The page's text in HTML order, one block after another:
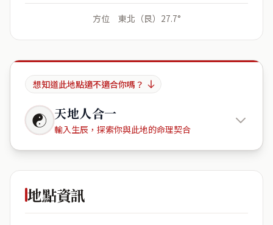
方位 東北（艮）27.7°
想知道此地點適不適合你嗎？
☯ 天地人合一
輸入生辰，探索你與此地的命理契合
台北捷運
地點資訊